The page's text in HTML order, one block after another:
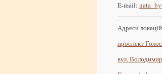
E-mail:
Адреси
проспект
вул.